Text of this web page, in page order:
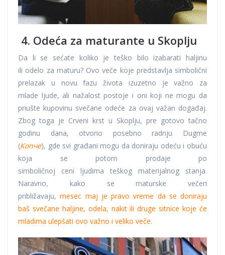
4. Odeća za maturante u Skoplju
Da li se sećate koliko je teško bilo izabarati haljinu
ili odelo za maturu? Ovo veče koje predstavlja simbolični
prelazak u novu fazu života izuzetno je važno za
mlade ljude, ali nažalost postoje i oni koji ne mogu da
priušte kupovinu svečane odeće za ovaj važan događaj.
Zbog toga je Crveni krst u Skoplju, pre gotovo tačno
godinu dana, otvorio posebno radnju Dugme
(Копче), gde svi građani mogu da doniraju odeću i obuću
koja se potom prodaje po
simboličnoj ceni ljudima teškog materijalnog stanja.
Naravno, kako se maturske večeri
približavaju,mesec maj je pravo vreme da se doniraju
baš svečane haljine, odela, nakit ili druge sitnice koje će
mladima ulepšati ovo važno i veliko veče.